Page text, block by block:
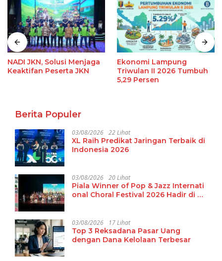
NADI JKN, Solusi Menjaga
Keaktifan Peserta JKN
Ekonomi Lampung
Triwulan II 2026 Tumbuh
5,29 Persen
Berita Populer
03/08/2026 22 Lihat
XL Raih Predikat Jaringan Terbaik di
Indonesia 2026
03/08/2026 20 Lihat
Piala Winner of Pop & Jazz Internati
onal Choral Festival 2026 Hadir di La
03/08/2026 17 Lihat
Top 3 Reksadana Pasar Uang
dengan Dana Kelolaan Terbesar